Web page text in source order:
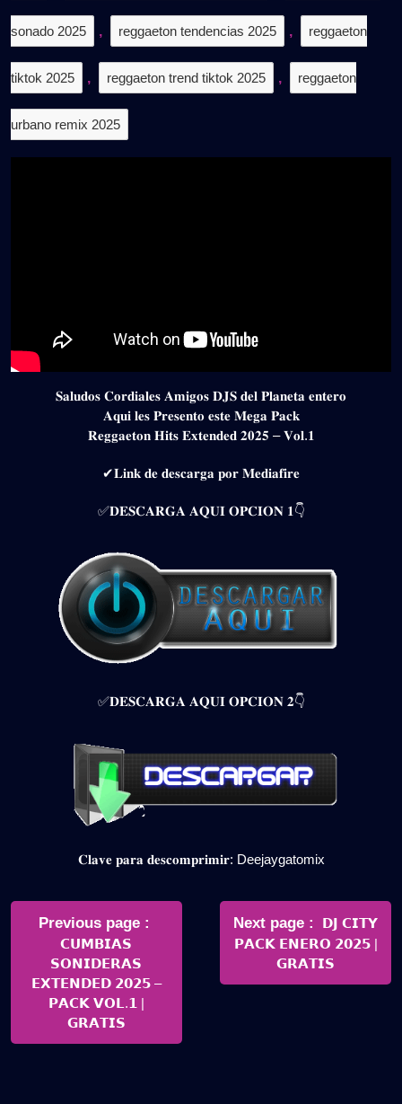
sonado 2025 , reggaeton tendencias 2025 , reggaeton
tiktok 2025 , reggaeton trend tiktok 2025 , reggaeton
urbano remix 2025
𝐒𝐚𝐥𝐮𝐝𝐨𝐬 𝐂𝐨𝐫𝐝𝐢𝐚𝐥𝐞𝐬 𝐀𝐦𝐢𝐠𝐨𝐬 𝐃𝐉𝐒 𝐝𝐞𝐥 𝐏𝐥𝐚𝐧𝐞𝐭𝐚 𝐞𝐧𝐭𝐞𝐫𝐨
𝐀𝐪𝐮𝐢 𝐥𝐞𝐬 𝐏𝐫𝐞𝐬𝐞𝐧𝐭𝐨 𝐞𝐬𝐭𝐞 𝐌𝐞𝐠𝐚 𝐏𝐚𝐜𝐤
𝐑𝐞𝐠𝐠𝐚𝐞𝐭𝐨𝐧 𝐇𝐢𝐭𝐬 𝐄𝐱𝐭𝐞𝐧𝐝𝐞𝐝 𝟐𝟎𝟐𝟓 – 𝐕𝐨𝐥.𝟏
✔𝐋𝐢𝐧𝐤 𝐝𝐞 𝐝𝐞𝐬𝐜𝐚𝐫𝐠𝐚 𝐩𝐨𝐫 𝐌𝐞𝐝𝐢𝐚𝐟𝐢𝐫𝐞
✅𝐃𝐄𝐒𝐂𝐀𝐑𝐆𝐀 𝐀𝐐𝐔𝐈 𝐎𝐏𝐂𝐈𝐎𝐍 𝟏👇
✅𝐃𝐄𝐒𝐂𝐀𝐑𝐆𝐀 𝐀𝐐𝐔𝐈 𝐎𝐏𝐂𝐈𝐎𝐍 𝟐👇
𝐂𝐥𝐚𝐯𝐞 𝐩𝐚𝐫𝐚 𝐝𝐞𝐬𝐜𝐨𝐦𝐩𝐫𝐢𝐦𝐢𝐫: Deejaygatomix
Navegación
entradas
Previous page
𝗖𝗨𝗠𝗕𝗜𝗔𝗦
𝗦𝗢𝗡𝗜𝗗𝗘𝗥𝗔𝗦
𝗘𝗫𝗧𝗘𝗡𝗗𝗘𝗗 𝟮𝟬𝟮𝟱 –
𝗣𝗔𝗖𝗞 𝗩𝗢𝗟.𝟭 |
𝗚𝗥𝗔𝗧𝗜𝗦
Next page
Newer
Posts
𝗗𝗝 𝗖𝗜𝗧𝗬
𝗣𝗔𝗖𝗞 𝗘𝗡𝗘𝗥𝗢 𝟮𝟬𝟮𝟱 |
𝗚𝗥𝗔𝗧𝗜𝗦